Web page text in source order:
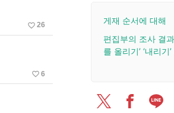
favorite_border 26
favorite_border 6
게재 순서에 대해
편집부의 조사 결
를 올리기’ ‘내리
2025/8/7: 리뷰 4건